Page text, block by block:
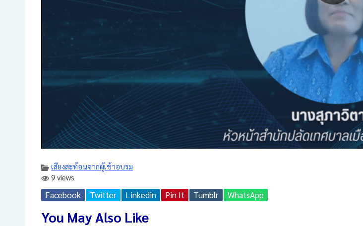
เสียงสะท้อนจากผู้เข้าอบรม
9 views
Facebook Twitter Linkedin Pin It Tumblr WhatsApp
You May Also Like